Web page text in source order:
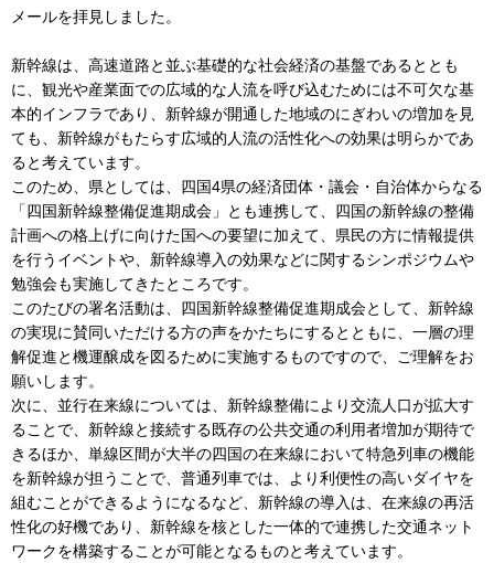
メールを拝見しました。
新幹線は、高速道路と並ぶ基礎的な社会経済の基盤であるととも
に、観光や産業面での広域的な人流を呼び込むためには不可欠な基
本的インフラであり、新幹線が開通した地域のにぎわいの増加を見
ても、新幹線がもたらす広域的人流の活性化への効果は明らかであ
ると考えています。
このため、県としては、四国4県の経済団体・議会・自治体からなる
「四国新幹線整備促進期成会」とも連携して、四国の新幹線の整備
計画への格上げに向けた国への要望に加えて、県民の方に情報提供
を行うイベントや、新幹線導入の効果などに関するシンポジウムや
勉強会も実施してきたところです。
このたびの署名活動は、四国新幹線整備促進期成会として、新幹線
の実現に賛同いただける方の声をかたちにするとともに、一層の理
解促進と機運醸成を図るために実施するものですので、ご理解をお
願いします。
次に、並行在来線については、新幹線整備により交流人口が拡大す
ることで、新幹線と接続する既存の公共交通の利用者増加が期待で
きるほか、単線区間が大半の四国の在来線において特急列車の機能
を新幹線が担うことで、普通列車では、より利便性の高いダイヤを
組むことができるようになるなど、新幹線の導入は、在来線の再活
性化の好機であり、新幹線を核とした一体的で連携した交通ネット
ワークを構築することが可能となるものと考えています。